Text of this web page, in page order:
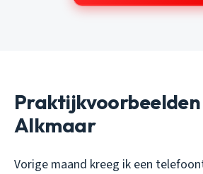
Alkmaar
Vorige maand kreeg ik een